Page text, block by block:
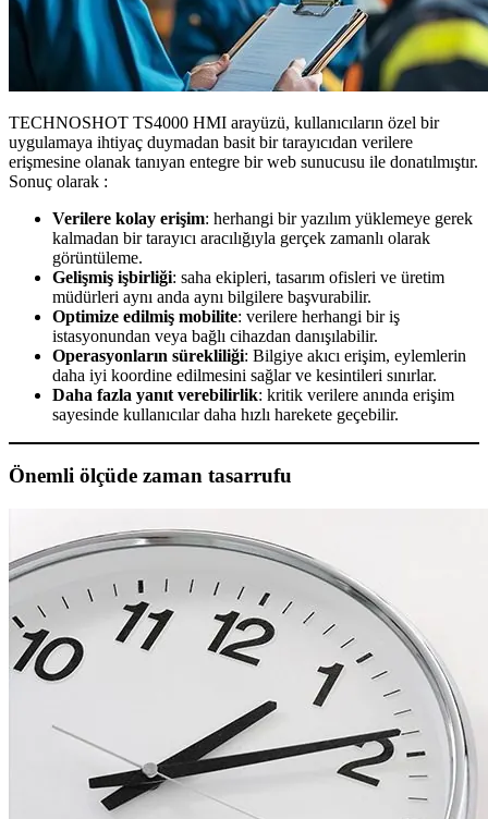
TECHNOSHOT TS4000 HMI arayüzü, kullanıcıların özel bir
uygulamaya ihtiyaç duymadan basit bir tarayıcıdan verilere
erişmesine olanak tanıyan entegre bir web sunucusu ile donatılmıştır.
Sonuç olarak :
Verilere kolay erişim: herhangi bir yazılım yüklemeye gerek
kalmadan bir tarayıcı aracılığıyla gerçek zamanlı olarak
görüntüleme.
Gelişmiş işbirliği: saha ekipleri, tasarım ofisleri ve üretim
müdürleri aynı anda aynı bilgilere başvurabilir.
Optimize edilmiş mobilite: verilere herhangi bir iş
istasyonundan veya bağlı cihazdan danışılabilir.
Operasyonların sürekliliği: Bilgiye akıcı erişim, eylemlerin
daha iyi koordine edilmesini sağlar ve kesintileri sınırlar.
Daha fazla yanıt verebilirlik: kritik verilere anında erişim
sayesinde kullanıcılar daha hızlı harekete geçebilir.
Önemli ölçüde zaman tasarrufu